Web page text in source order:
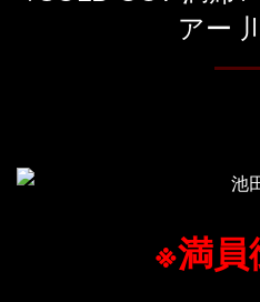
アー
※満員